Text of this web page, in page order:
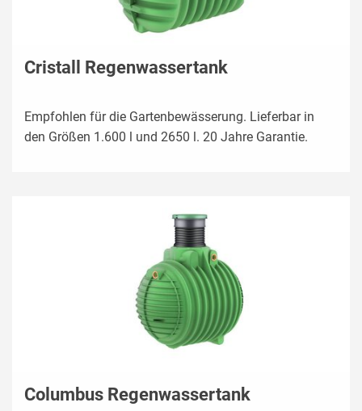
Cristall Regenwassertank
Empfohlen für die Gartenbewässerung. Lieferbar in
den Größen 1.600 l und 2650 l. 20 Jahre Garantie.
Columbus Regenwassertank